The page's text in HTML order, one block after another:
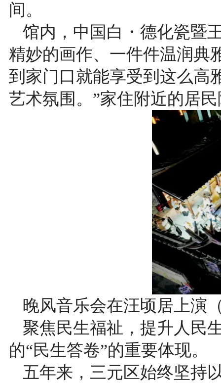
间。
馆内，中国白・德化瓷暨
精妙的画作、一件件温润典
到家门口就能享受到这么高
艺术氛围。”家住附近的居
晚风音乐会在汪顷居上演
聚焦民生福祉，提升人民
的“民生答卷”的重要体现。
五年来，三元区始终坚持